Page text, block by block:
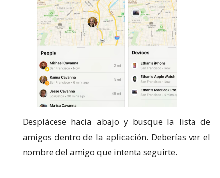
Desplácese hacia abajo y busque la lista de
amigos dentro de la aplicación. Deberías ver el
nombre del amigo que intenta seguirte.